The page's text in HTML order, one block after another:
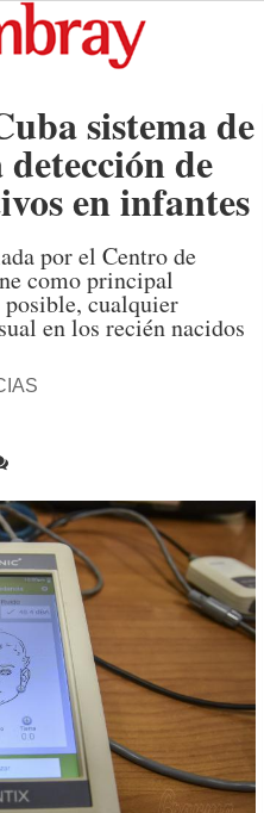
sistema de
de
en infantes
por el Centro de
como principal
cualquier
en los recién nacidos